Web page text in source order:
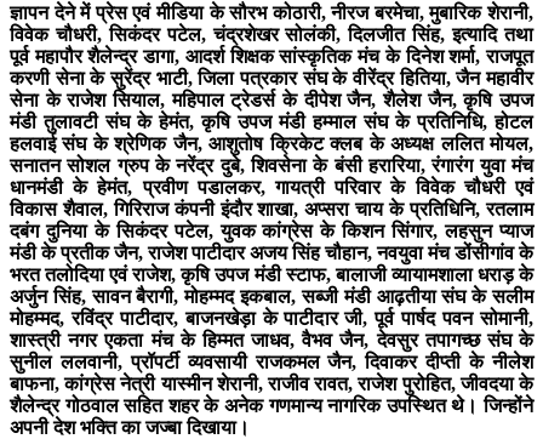
ज्ञापन देने में प्रेस एवं मीडिया के सौरभ कोठारी, नीरज बरमेचा, मुबारिक शेरानी,
विवेक चौधरी, सिकंदर पटेल, चंद्रशेखर सोलंकी, दिलजीत सिंह, इत्यादि तथा
पूर्व महापौर शैलेन्द्र डागा, आदर्श शिक्षक सांस्कृतिक मंच के दिनेश शर्मा, राजपूत
करणी सेना के सुरेंद्र भाटी, जिला पत्रकार संघ के वीरेंद्र हितिया, जैन महावीर
सेना के राजेश सियाल, महिपाल ट्रेडर्स के दीपेश जैन, शैलेश जैन, कृषि उपज
मंडी तुलावटी संघ के हेमंत, कृषि उपज मंडी हम्माल संघ के प्रतिनिधि, होटल
हलवाई संघ के श्रेणिक जैन, आशुतोष क्रिकेट क्लब के अध्यक्ष ललित मोयल,
सनातन सोशल ग्रुप के नरेंद्र दुबे, शिवसेना के बंसी हरारिया, रंगारंग युवा मंच
धानमंडी के हेमंत, प्रवीण पडालकर, गायत्री परिवार के विवेक चौधरी एवं
विकास शैवाल, गिरिराज कंपनी इंदौर शाखा, अप्सरा चाय के प्रतिधिनि, रतलाम
दबंग दुनिया के सिकंदर पटेल, युवक कांग्रेस के किशन सिंगार, लहसुन प्याज
मंडी के प्रतीक जैन, राजेश पाटीदार अजय सिंह चौहान, नवयुवा मंच डोंसीगांव के
भरत तलोदिया एवं राजेश, कृषि उपज मंडी स्टाफ, बालाजी व्यायामशाला धराड़ के
अर्जुन सिंह, सावन बैरागी, मोहम्मद इकबाल, सब्जी मंडी आढ़तीया संघ के सलीम
मोहम्मद, रविंद्र पाटीदार, बाजनखेड़ा के पाटीदार जी, पूर्व पार्षद पवन सोमानी,
शास्त्री नगर एकता मंच के हिम्मत जाधव, वैभव जैन, देवसुर तपागच्छ संघ के
सुनील ललवानी, प्रॉपर्टी व्यवसायी राजकमल जैन, दिवाकर दीप्ती के नीलेश
बाफना, कांग्रेस नेत्री यास्मीन शेरानी, राजीव रावत, राजेश पुरोहित, जीवदया के
शैलेन्द्र गोठवाल सहित शहर के अनेक गणमान्य नागरिक उपस्थित थे। जिन्होंने
अपनी देश भक्ति का जज्बा दिखाया।